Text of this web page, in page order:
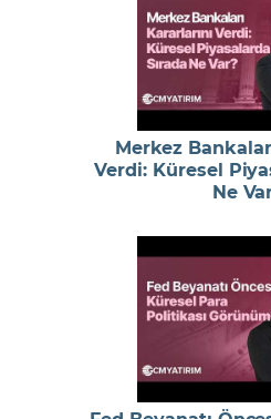
Merkez
Verdi: Küresel
Ne